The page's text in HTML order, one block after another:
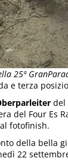
25ª
e terza
del
del Four Es
fotofinish.
della bella
22